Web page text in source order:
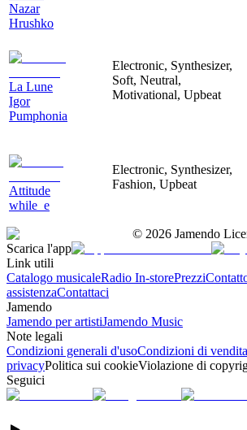
Nazar
Hrushko
La Lune
Igor
Pumphonia
Electronic, Synthesizer,
Soft, Neutral,
Motivational, Upbeat
Attitude
while_e
Electronic, Synthesizer,
Fashion, Upbeat
© 2026 Jamendo
Scarica l'app
Link utili
Catalogo musicaleRadio In-storePrezzi
assistenzaContattaci
Jamendo
Jamendo per artistiJamendo Music
Note legali
Condizioni generali d'usoCondizioni di vendita
privacyPolitica sui cookieViolazione di
Seguici